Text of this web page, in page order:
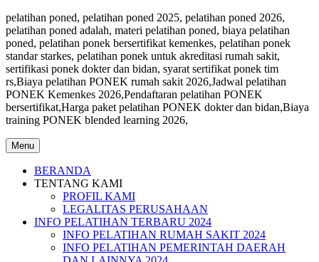
pelatihan poned, pelatihan poned 2025, pelatihan poned 2026,
pelatihan poned adalah, materi pelatihan poned, biaya pelatihan
poned, pelatihan ponek bersertifikat kemenkes, pelatihan ponek
standar starkes, pelatihan ponek untuk akreditasi rumah sakit,
sertifikasi ponek dokter dan bidan, syarat sertifikat ponek tim
rs,Biaya pelatihan PONEK rumah sakit 2026,Jadwal pelatihan
PONEK Kemenkes 2026,Pendaftaran pelatihan PONEK
bersertifikat,Harga paket pelatihan PONEK dokter dan bidan,Biaya
training PONEK blended learning 2026,
Menu
BERANDA
TENTANG KAMI
PROFIL KAMI
LEGALITAS PERUSAHAAN
INFO PELATIHAN TERBARU 2024
INFO PELATIHAN RUMAH SAKIT 2024
INFO PELATIHAN PEMERINTAH DAERAH